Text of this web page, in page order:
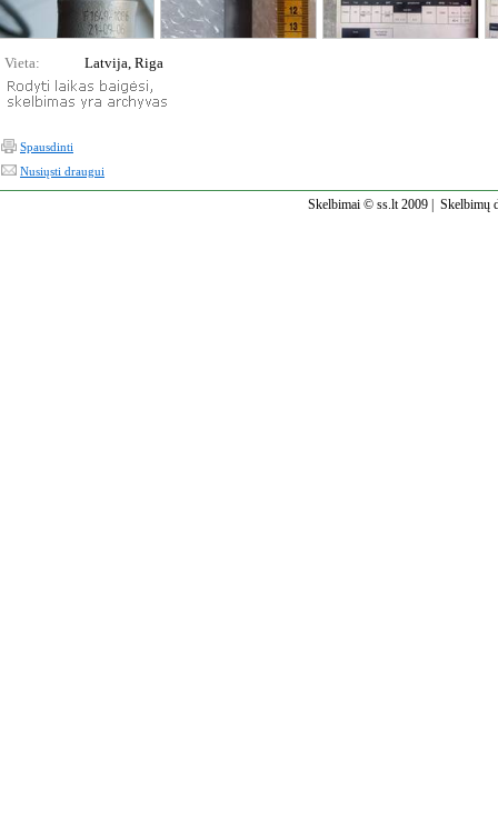
Vieta: Latvija, Riga
Spausdinti
Nusiųsti draugui
Skelbimai © ss.lt 2009 | Skelbimų